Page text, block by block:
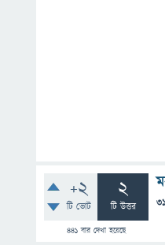
+2
টি ভোট
2
টি উত্তর
441 বার দেখা হয়েছে